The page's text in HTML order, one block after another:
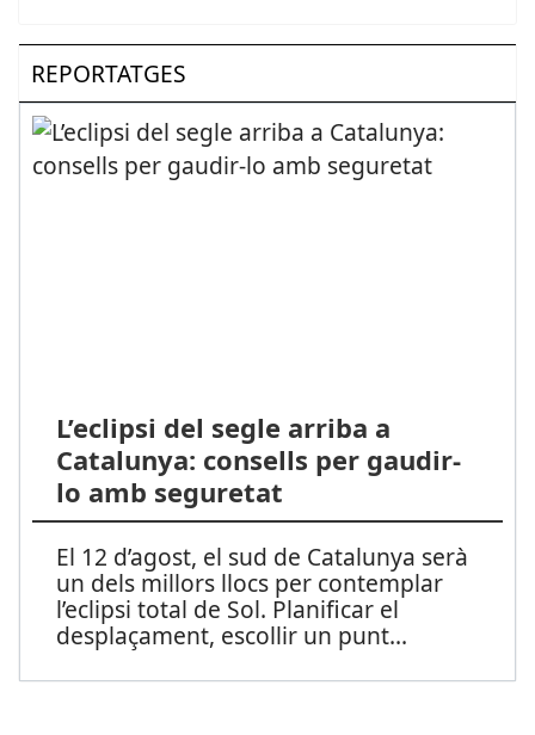
REPORTATGES
L’eclipsi del segle arriba a
Catalunya: consells per gaudir-
lo amb seguretat
El 12 d’agost, el sud de Catalunya serà
un dels millors llocs per contemplar
l’eclipsi total de Sol. Planificar el
desplaçament, escollir un punt...